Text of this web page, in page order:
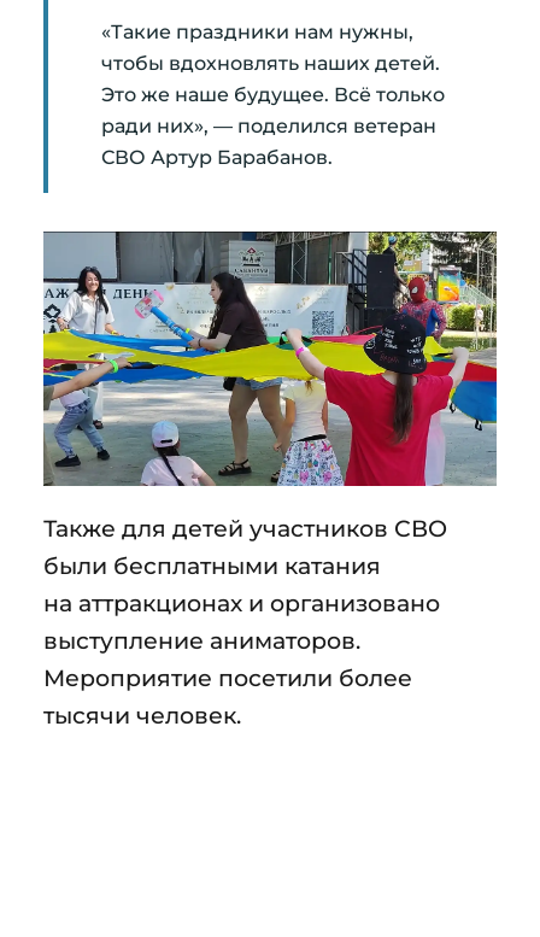
«Такие праздники нам нужны,
чтобы вдохновлять наших детей.
Это же наше будущее. Всё только
ради них», — поделился ветеран
СВО Артур Барабанов.
Также для детей участников СВО
были бесплатными катания
на аттракционах и организовано
выступление аниматоров.
Мероприятие посетили более
тысячи человек.